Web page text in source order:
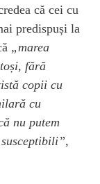
că cei cu
predispuși la
„marea
fără
copii cu
cu
nu putem
,